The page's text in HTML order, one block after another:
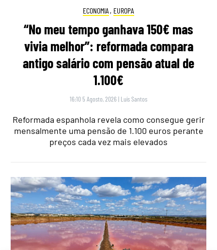
ECONOMIA , EUROPA
“No meu tempo ganhava 150€ mas
vivia melhor”: reformada compara
antigo salário com pensão atual de
1.100€
16:10 5 Agosto, 2026 | Luís Santos
Reformada espanhola revela como consegue gerir
mensalmente uma pensão de 1.100 euros perante
preços cada vez mais elevados